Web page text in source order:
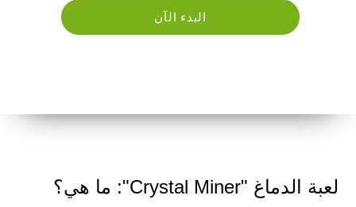
البدء الآن
لعبة الدماغ "Crystal Miner": ما هي؟